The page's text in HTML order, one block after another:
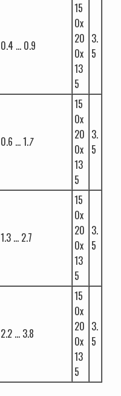
0.4 … 0.9
15
0х
20
0х
13
5
3.
5
0.6 … 1.7
15
0х
20
0х
13
5
3.
5
1.3 … 2.7
15
0х
20
0х
13
5
3.
5
2.2 … 3.8
15
0х
20
0х
13
5
3.
5